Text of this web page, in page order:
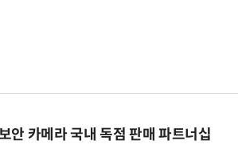
안 카메라 국내 독점 판매 파트너십